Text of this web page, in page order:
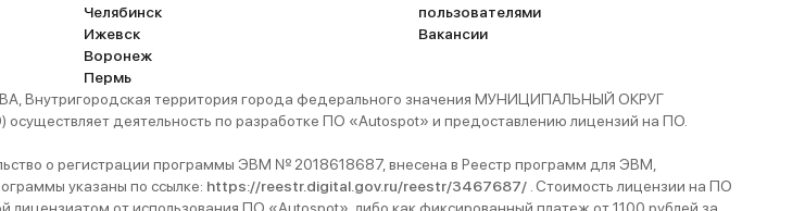
Челябинск
Ижевск
Воронеж
Пермь
пользователями
Вакансии
Внутригородская территория города федерального значения МУНИЦИПАЛЬНЫЙ ОКРУГ
деятельность по разработке ПО «Autospot» и предоставлению лицензий на ПО.
о регистрации программы ЭВМ № 2018618687, внесена в Реестр программ для ЭВМ,
указаны по ссылке: https://reestr.digital.gov.ru/reestr/3467687/ . Стоимость лицензии на ПО